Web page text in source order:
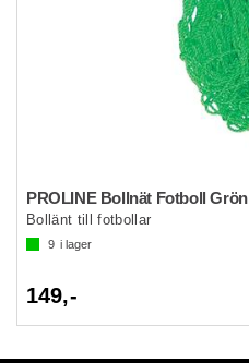
PROLINE Bollnät Fotboll Grön
Bollänt till fotbollar
9 i lager
149,-